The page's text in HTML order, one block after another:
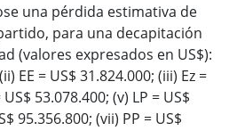
una pérdida estimativa de
para una decapitación
(valores expresados en US$):
EE = US$ 31.824.000; (iii) Ez =
53.078.400; (v) LP = US$
95.356.800; (vii) PP = US$